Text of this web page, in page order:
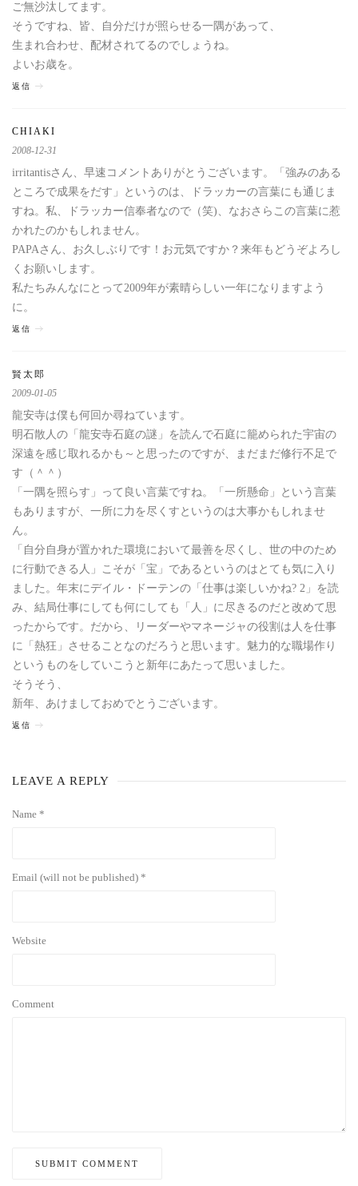
ご無沙汰してます。
そうですね、皆、自分だけが照らせる一隅があって、
生まれ合わせ、配材されてるのでしょうね。
よいお歳を。
返信
CHIAKI
2008-12-31
irritantisさん、早速コメントありがとうございます。「強みのある
ところで成果をだす」というのは、ドラッカーの言葉にも通じま
すね。私、ドラッカー信奉者なので（笑)、なおさらこの言葉に惹
かれたのかもしれません。
PAPAさん、お久しぶりです！お元気ですか？来年もどうぞよろし
くお願いします。
私たちみんなにとって2009年が素晴らしい一年になりますよう
に。
返信
賢太郎
2009-01-05
龍安寺は僕も何回か尋ねています。
明石散人の「龍安寺石庭の謎」を読んで石庭に籠められた宇宙の
深遠を感じ取れるかも～と思ったのですが、まだまだ修行不足で
す（＾＾）
「一隅を照らす」って良い言葉ですね。「一所懸命」という言葉
もありますが、一所に力を尽くすというのは大事かもしれませ
ん。
「自分自身が置かれた環境において最善を尽くし、世の中のため
に行動できる人」こそが「宝」であるというのはとても気に入り
ました。年末にデイル・ドーテンの「仕事は楽しいかね? 2」を読
み、結局仕事にしても何にしても「人」に尽きるのだと改めて思
ったからです。だから、リーダーやマネージャの役割は人を仕事
に「熱狂」させることなのだろうと思います。魅力的な職場作り
というものをしていこうと新年にあたって思いました。
そうそう、
新年、あけましておめでとうございます。
返信
LEAVE A REPLY
Name *
Email (will not be published) *
Website
Comment